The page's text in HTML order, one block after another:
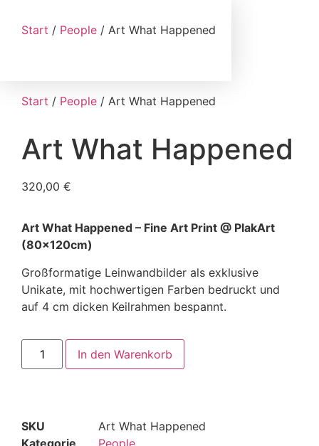
Start / People / Art What Happened
Start / People / Art What Happened
Art What Happened
320,00 €
Art What Happened – Fine Art Print @ PlakArt
(80x120cm)
Großformatige Leinwandbilder als exklusive
Unikate, mit hochwertigen Farben bedruckt und
auf 4 cm dicken Keilrahmen bespannt.
In den Warenkorb
SKU
Art What Happened